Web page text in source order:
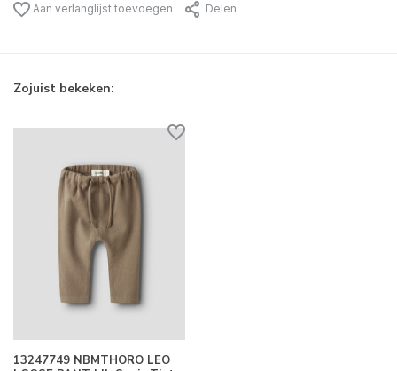
Aan verlanglijst toevoegen Delen
Zojuist bekeken:
13247749 NBMTHORO LEO